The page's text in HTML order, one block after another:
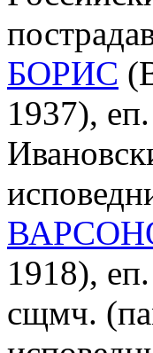
БОРИС
1937),
1918),
сщмч.